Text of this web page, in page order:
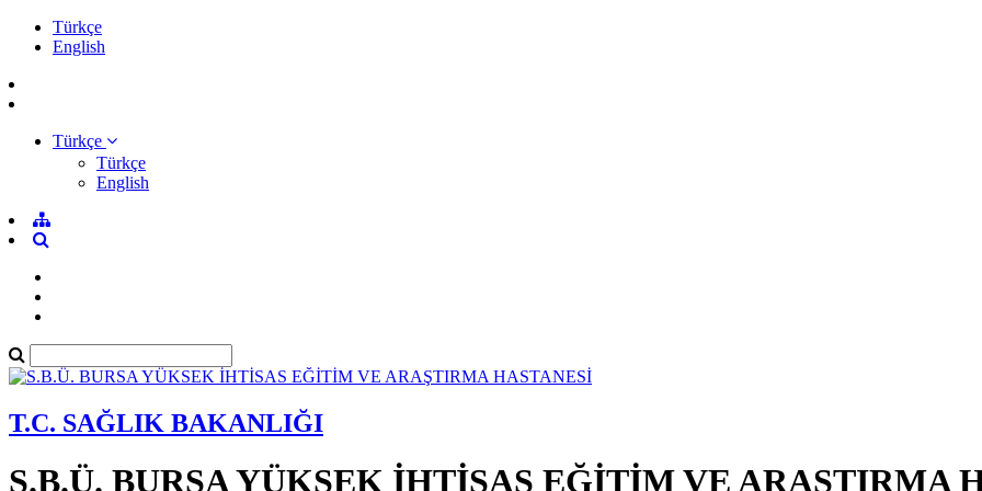
Türkçe
English
Türkçe
Türkçe
English
T.C. SAĞLIK BAKANLIĞI
S.B.Ü. BURSA YÜKSEK İHTİSAS EĞİTİM VE ARAŞTIRMA